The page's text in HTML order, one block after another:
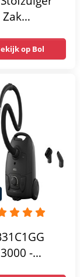
- Sterke
- Met
- Lang
Incl 4 Extra
-
op Bol
-